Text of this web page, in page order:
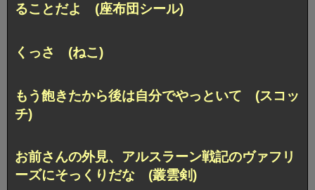
ることだよ (座布団シール)
くっさ (ねこ)
もう飽きたから後は自分でやっといて (スコッ
チ)
お前さんの外見、 アルスラーン戦記のヴァフリ
ーズにそっくりだな (叢雲剣)